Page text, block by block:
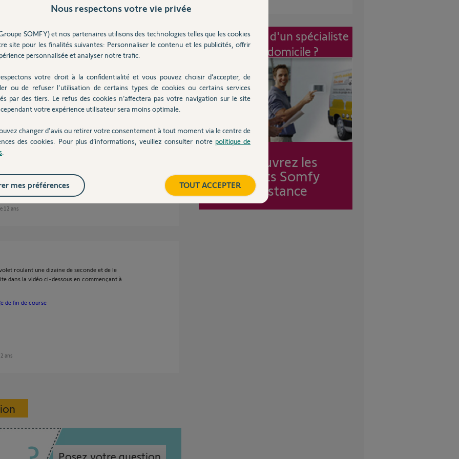
ans
problème.
prog du RTS (d'après une notice) ne
sur Montée et Descente, volet fait un bref
My, puis appui continu sur D, le volet
appui continu sur D, le volet redescend de
solution à ce Pb. Merci d'avance."
12 ans
roulant une dizaine de seconde et de le
dans la vidéo ci-dessous en commençant à
de fin de course
ans
Posez votre question
Intervention d'un spécialiste
à mon domicile ?
Découvrez les
forfaits Somfy
Assistance
Nous respectons votre vie privée
SOMFY) et nos partenaires utilisons des technologies telles que les cookies
site pour les finalités suivantes: Personnaliser le contenu et les publicités, offrir
personnalisée et analyser notre trafic.
votre droit à la confidentialité et vous pouvez choisir d’accepter, de
ou de refuser l'utilisation de certains types de cookies ou certains services
par des tiers. Le refus des cookies n’affectera pas votre navigation sur le site
votre expérience utilisateur sera moins optimale.
changer d'avis ou retirer votre consentement à tout moment via le centre de
des cookies. Pour plus d’informations, veuillez consulter notre politique de
TOUT ACCEPTER
mes préférences